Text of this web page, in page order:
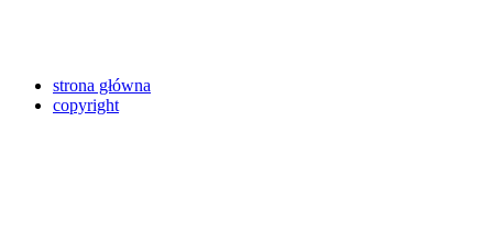
strona główna
copyright